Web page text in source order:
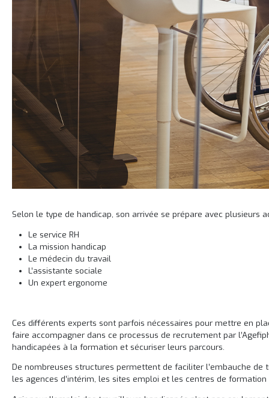
Selon le type de handicap, son arrivée se prépare avec plusieurs
Le service RH
La mission handicap
Le médecin du travail
L’assistante sociale
Un expert ergonome
Ces différents experts sont parfois nécessaires pour mettre en
faire accompagner dans ce processus de recrutement par
handicapées à la formation et sécuriser leurs parcours.
De nombreuses structures permettent de faciliter l’embauche
les agences d’intérim, les sites emploi et les centres de formation